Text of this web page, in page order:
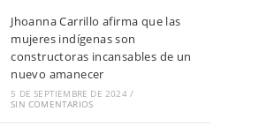
Jhoanna Carrillo afirma que las
mujeres indígenas son
constructoras incansables de un
nuevo amanecer
5 DE SEPTIEMBRE DE 2024 /
SIN COMENTARIOS